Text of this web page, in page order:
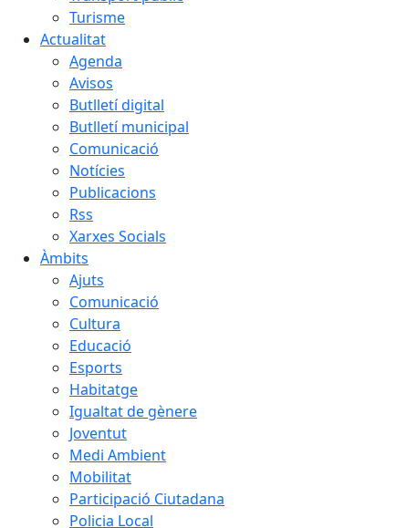
Turisme
Actualitat
Agenda
Avisos
Butlletí digital
Butlletí municipal
Comunicació
Notícies
Publicacions
Rss
Xarxes Socials
Àmbits
Ajuts
Comunicació
Cultura
Educació
Esports
Habitatge
Igualtat de gènere
Joventut
Medi Ambient
Mobilitat
Participació Ciutadana
Policia Local